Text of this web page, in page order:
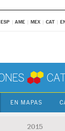
ESP AME MEX CAT
EN MAPAS
2015